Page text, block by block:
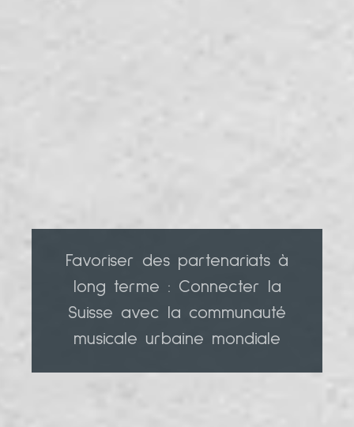
Favoriser des partenariats à
long terme : Connecter la
Suisse avec la communauté
musicale urbaine mondiale